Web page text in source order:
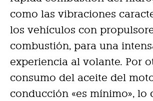
como las vibraciones
los vehículos con
combustión, para una
experiencia al volante. Por
consumo del aceite del
conducción «es mínimo», lo